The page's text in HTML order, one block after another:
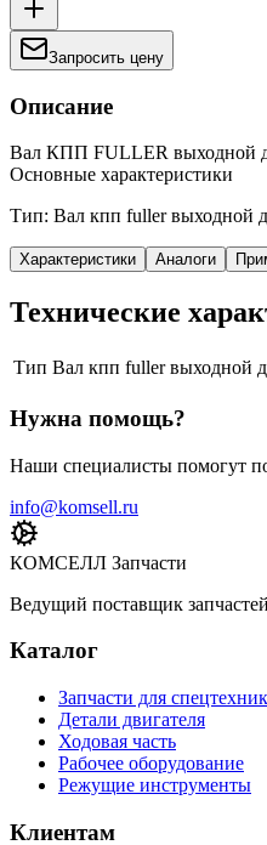
Запросить цену
Описание
Вал КПП FULLER выходной
Основные характеристики
Тип: Вал кпп fuller выходной
Характеристики Аналоги
Технические
Тип Вал кпп fuller выходной
Нужна помощь?
Наши специалисты помогут
info@komsell.ru
КОМСЕЛЛ Запчасти
Ведущий поставщик
Каталог
Запчасти для
Детали двигателя
Ходовая часть
Рабочее оборудование
Режущие инструменты
Клиентам